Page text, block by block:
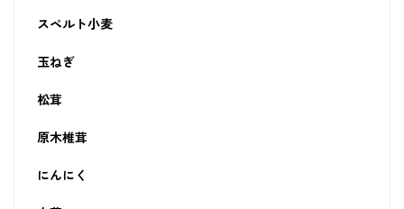
スペルト小麦
玉ねぎ
松茸
原木椎茸
にんにく